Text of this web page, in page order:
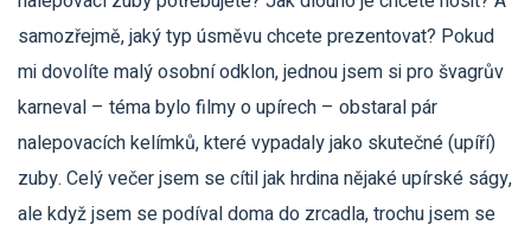
samozřejmě, jaký typ úsměvu chcete prezentovat? Pokud
mi dovolíte malý osobní odklon, jednou jsem si pro švagrův
karneval – téma bylo filmy o upírech – obstaral pár
nalepovacích kelímků, které vypadaly jako skutečné (upíří)
zuby. Celý večer jsem se cítil jak hrdina nějaké upírské ságy,
ale když jsem se podíval doma do zrcadla, trochu jsem se